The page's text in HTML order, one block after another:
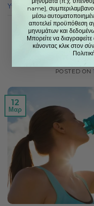
Υγιεινά τρόφιμα
7 σημάδια ότι
από
POSTED ON
12
Μαρ
name],
μέσω
αποτελεί προϋπόθεση
μηνυμάτων και
Μπορείτε να
κάνοντας κλικ στον